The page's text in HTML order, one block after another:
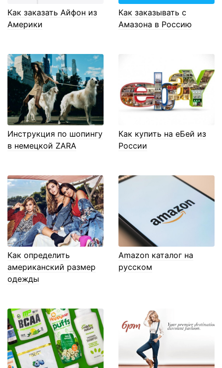
Как заказать Айфон из
Америки
Как заказывать с
Амазона в Россию
Инструкция по шопингу
в немецкой ZARA
Как купить на еБей из
России
Как определить
американский размер
одежды
Amazon каталог на
русском